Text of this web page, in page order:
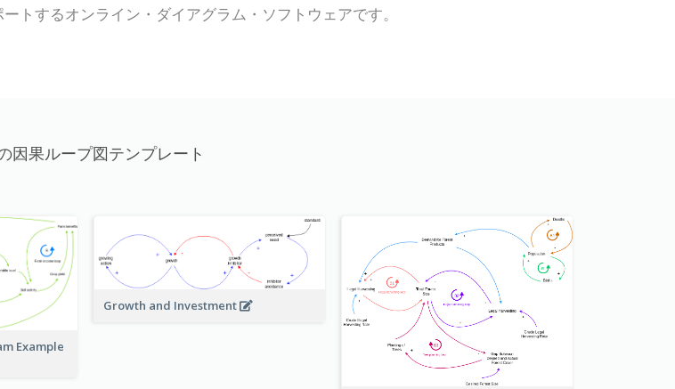
トするオンライン・ダイアグラム・ソフトウェアです。
因果ループ図テンプレート
Example
Growth and Investment